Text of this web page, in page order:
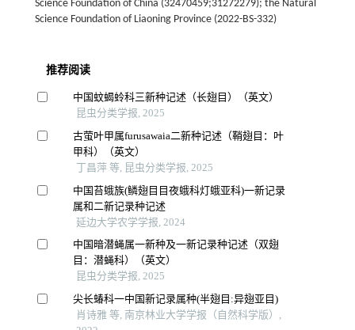
Science Foundation of China (32470459;31272279); the Natural
Science Foundation of Liaoning Province (2022-BS-332)